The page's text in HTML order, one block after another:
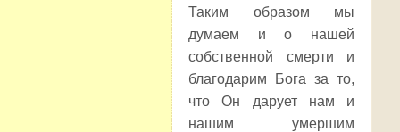
Таким образом мы
думаем и о нашей
собственной смерти и
благодарим Бога за то,
что Он дарует нам и
нашим умершим